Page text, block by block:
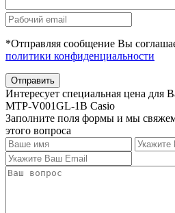
*Отправляя сообщение Вы
политики конфиденциальности
Отправить
Интересует специальная цена для
MTP-V001GL-1B Casio
Заполните поля формы и мы
этого вопроса